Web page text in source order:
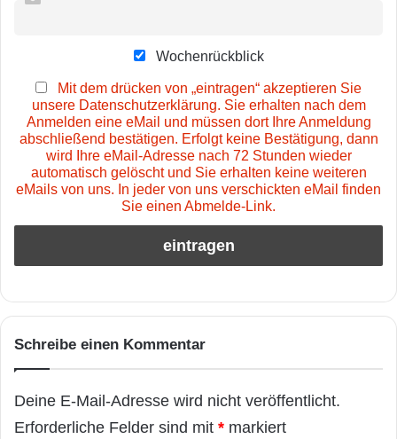
Wochenrückblick
Mit dem drücken von „eintragen“ akzeptieren Sie
unsere Datenschutzerklärung. Sie erhalten nach dem
Anmelden eine eMail und müssen dort Ihre Anmeldung
abschließend bestätigen. Erfolgt keine Bestätigung, dann
wird Ihre eMail-Adresse nach 72 Stunden wieder
automatisch gelöscht und Sie erhalten keine weiteren
eMails von uns. In jeder von uns verschickten eMail finden
Sie einen Abmelde-Link.
Schreibe einen Kommentar
Deine E-Mail-Adresse wird nicht veröffentlicht.
Erforderliche Felder sind mit * markiert